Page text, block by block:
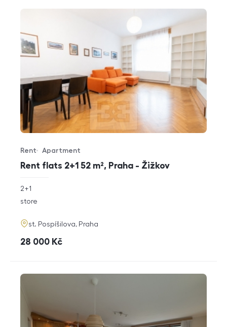
Rent flats 2+1 52 m², Praha - Žižkov
Offer type
Rent
Property type
Apartment
rozměry
2+1
funkce
store
adresa
st. Pospíšilova, Praha
cena
28 000 Kč